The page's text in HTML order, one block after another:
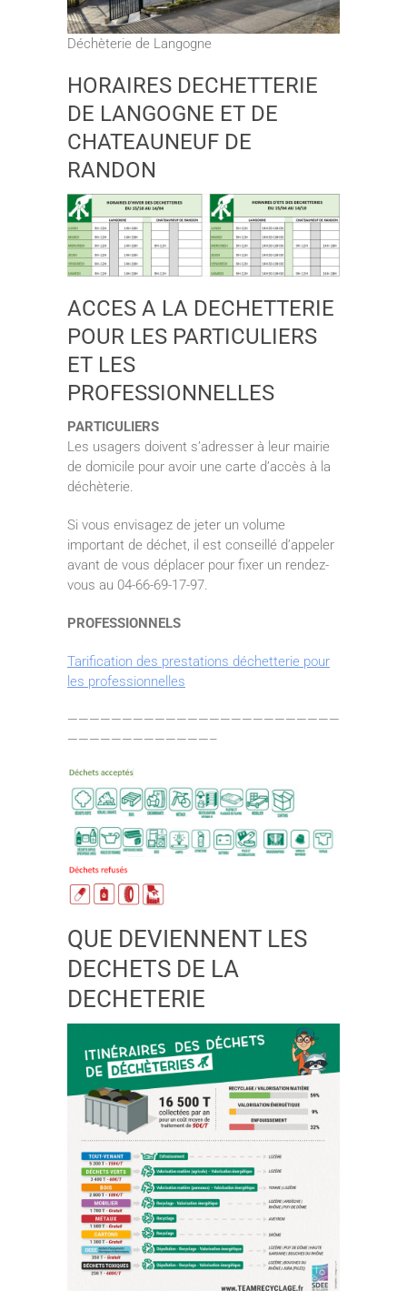
Déchèterie de Langogne
HORAIRES DECHETTERIE
DE LANGOGNE ET DE
CHATEAUNEUF DE
RANDON
ACCES A LA DECHETTERIE
POUR LES PARTICULIERS
ET LES
PROFESSIONNELLES
PARTICULIERS
Les usagers doivent s’adresser à leur mairie
de domicile pour avoir une carte d’accès à la
déchèterie.
Si vous envisagez de jeter un volume
important de déchet, il est conseillé d’appeler
avant de vous déplacer pour fixer un rendez-
vous au 04-66-69-17-97.
PROFESSIONNELS
Tarification des prestations déchetterie pour
les professionnelles
—————————————————————————
—————————————–
QUE DEVIENNENT LES
DECHETS DE LA
DECHETERIE